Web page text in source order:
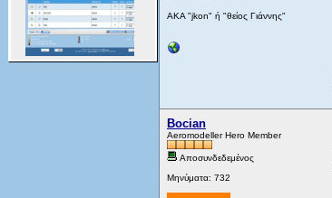
AKA "jkon" ή "θείος Γιάννης"
Bocian
Aeromodeller Hero Member
Αποσυνδεδεμένος
Μηνύματα: 732